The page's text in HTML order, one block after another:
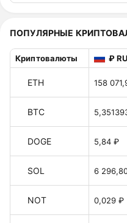
ПОПУЛЯРНЫЕ
Криптовалюты ₽
ETH 158
BTC
DOGE 5,84 ₽
SOL 6
NOT 0,029 ₽